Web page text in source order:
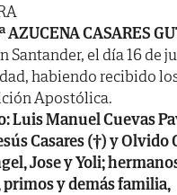
AZUCENA CASARES
Santander, el día 16 de
habiendo recibido
Apostólica.
Luis Manuel Cuevas
Casares (†) y
Jose y Yoli;
y demás familia,